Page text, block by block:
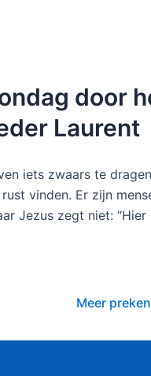
door
Laurent
iets zwaars te
vinden. Er zijn
Jezus zegt niet:
Meer